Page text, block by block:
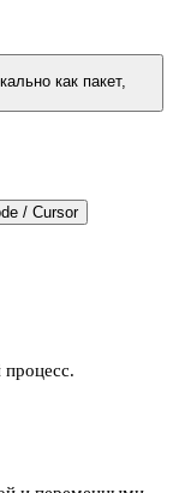
как пакет,
/ Cursor
процесс.